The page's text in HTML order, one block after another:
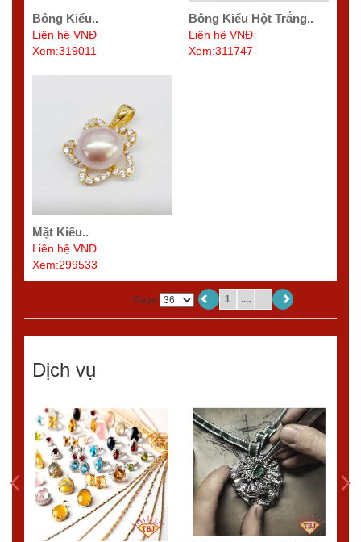
Bông Kiểu..
Liên hệ VNĐ
Xem:319011
Bông Kiểu Hột Trắng..
Liên hệ VNĐ
Xem:311747
Mặt Kiểu..
Liên hệ VNĐ
Xem:299533
Page 1 ....
Dịch vụ